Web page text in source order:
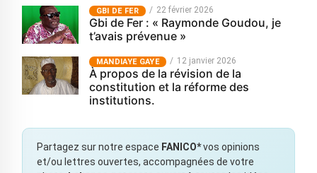
GBI DE FER 22 février 2026
Gbi de Fer : « Raymonde Goudou, je
t’avais prévenue »
MANDIAYE GAYE 12 janvier 2026
À propos de la révision de la
constitution et la réforme des
institutions.
Partagez sur notre espace FANICO*vos opinions
et/ou lettres ouvertes, accompagnées de votre